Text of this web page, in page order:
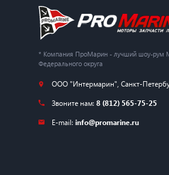
* Компания ПроМарин - лучший шоу-рум
Федерального округа
ООО "Интермарин", Санкт-
Звоните нам: 8 (812) 565-75-25
E-mail: info@promarine.ru